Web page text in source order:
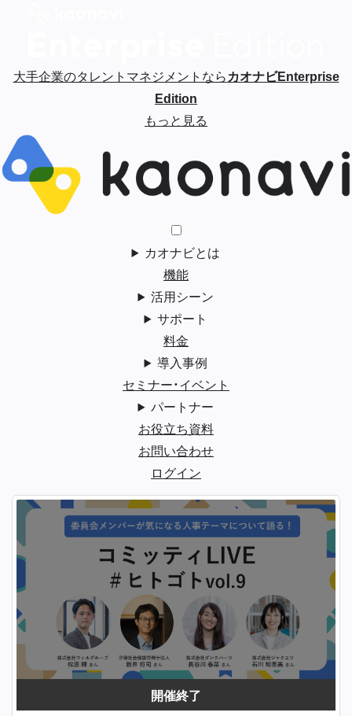
大手企業のタレントマネジメントならカオナビEnterprise
Edition
もっと見る
カオナビとは
機能
活用シーン
サポート
料金
導入事例
セミナー・イベント
パートナー
お役立ち資料
お問い合わせ
ログイン
開催終了